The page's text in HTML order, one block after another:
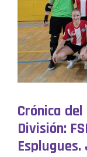
Crónica
División:
Esplugues.